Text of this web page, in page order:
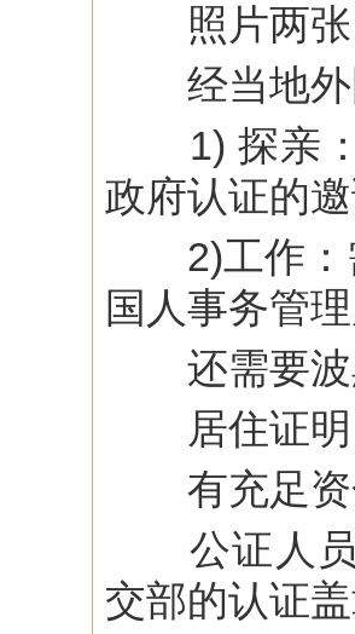
照片两张
经当地外
1) 探亲：
政府认证的
2)工作：需
国人事务管
还需要波
居住证明
有充足资
公证人员
交部的认证